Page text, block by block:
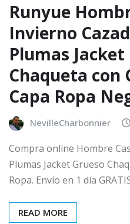
Runyue
Invierno
Plumas Jacket
Chaqueta con
Capa Ropa
NevilleCharbonnier
Compra online Hombre
Plumas Jacket Grueso
Ropa. Envío en 1 día
READ MORE